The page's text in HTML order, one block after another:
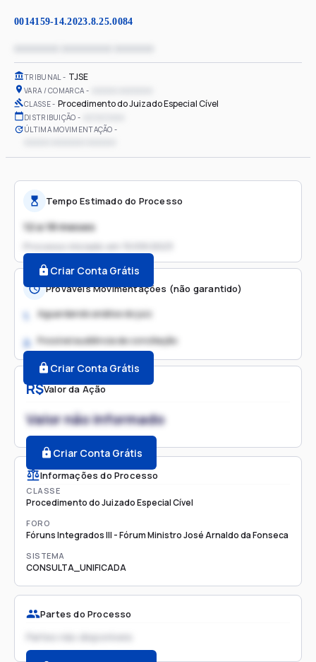
0014159-14.2023.8.25.0084
TRIBUNAL TJSE
VARA / COMARCA
CLASSE Procedimento do Juizado Especial Cível
DISTRIBUIÇÃO
ÚLTIMA MOVIMENTAÇÃO
R$Valor da Ação
Valor não informado
Criar Conta Grátis
Informações do Processo
CLASSE
Procedimento do Juizado Especial Cível
FORO
Fóruns Integrados III - Fórum Ministro José Arnaldo da Fonseca
SISTEMA
CONSULTA_UNIFICADA
Partes do Processo
Partes não disponíveis
Tempo Estimado do Processo
12 a 18 meses
Processo iniciado em
Criar Conta Grátis
Prováveis Movimentações (não garantido)
1. Aguardando análise do juiz
2. Possível audiência de conciliação
Criar Conta Grátis